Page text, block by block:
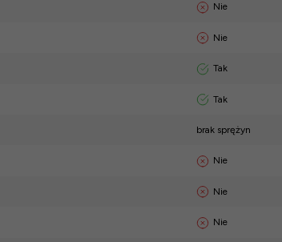
Nie
Nie
Tak
Tak
brak sprężyn
Nie
Nie
Nie